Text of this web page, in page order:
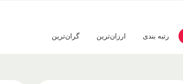
رتبه بندی ارزان‌ترین گران‌ترین